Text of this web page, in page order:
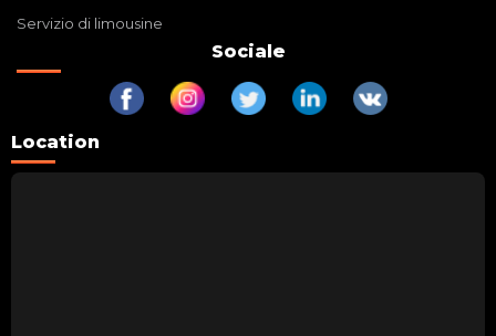
Servizio di limousine
Sociale
Location